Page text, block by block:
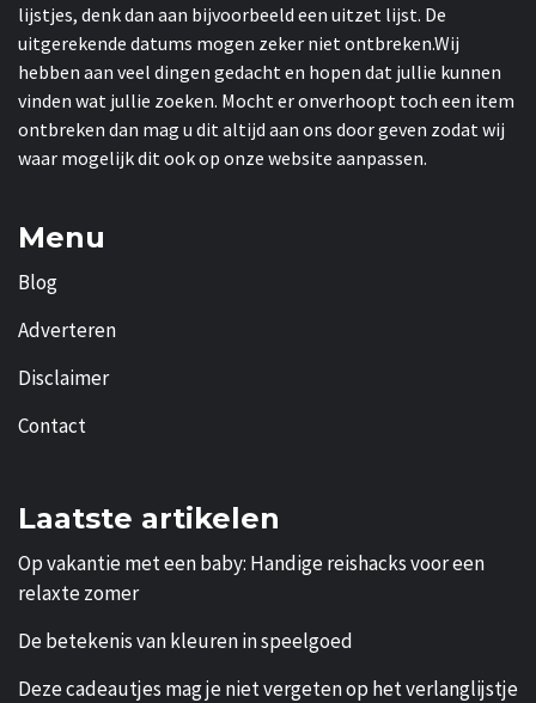
lijstjes, denk dan aan bijvoorbeeld een uitzet lijst. De
uitgerekende datums mogen zeker niet ontbreken.Wij
hebben aan veel dingen gedacht en hopen dat jullie kunnen
vinden wat jullie zoeken. Mocht er onverhoopt toch een item
ontbreken dan mag u dit altijd aan ons door geven zodat wij
waar mogelijk dit ook op onze website aanpassen.
Menu
Blog
Adverteren
Disclaimer
Contact
Laatste artikelen
Op vakantie met een baby: Handige reishacks voor een
relaxte zomer
De betekenis van kleuren in speelgoed
Deze cadeautjes mag je niet vergeten op het verlanglijstje